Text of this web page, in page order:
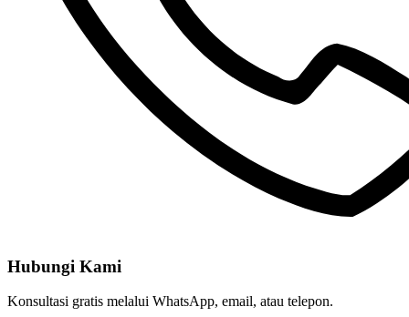
Hubungi Kami
Konsultasi gratis melalui WhatsApp, email, atau telepon.